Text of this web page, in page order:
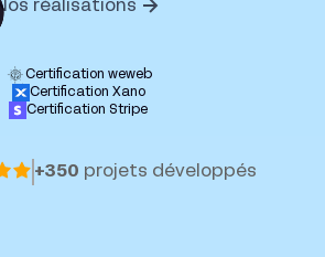
Nos réalisations
Certification weweb
Certification Xano
Certification Stripe
+350 projets développés